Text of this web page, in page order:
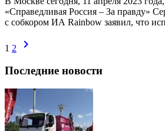
«Справедливая Россия – За правду»
с собкором ИА Rainbow заявил, что
1 2 chevron_right
Последние новости